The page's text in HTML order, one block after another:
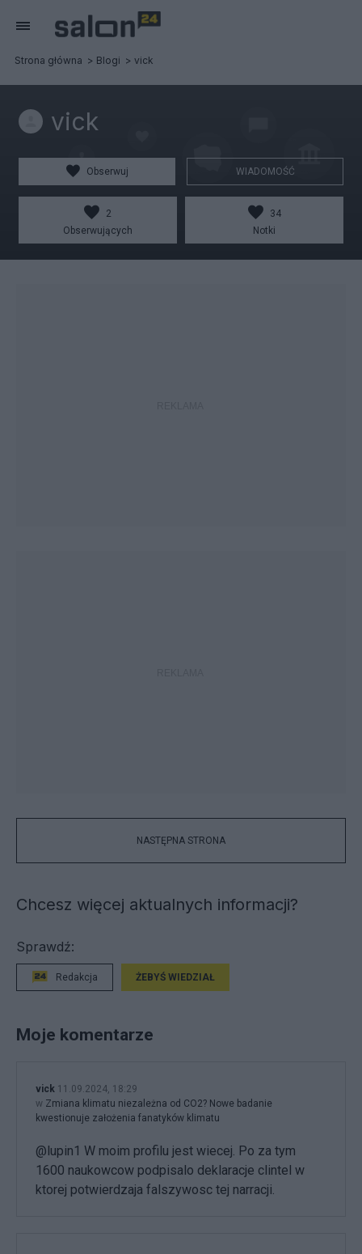
Strona główna Blogi vick
vick
Obserwuj WIADOMOŚĆ
2
Obserwujących
34
Notki
NASTĘPNA STRONA
Chcesz więcej aktualnych informacji?
Sprawdź:
Redakcja ŻEBYŚ WIEDZIAŁ
Moje komentarze
vick 11.09.2024, 18:29
w Zmiana klimatu niezależna od CO2? Nowe badanie
kwestionuje założenia fanatyków klimatu
@lupin1 W moim profilu jest wiecej. Po za tym
1600 naukowcow podpisalo deklaracje clintel w
ktorej potwierdzaja falszywosc tej narracji.